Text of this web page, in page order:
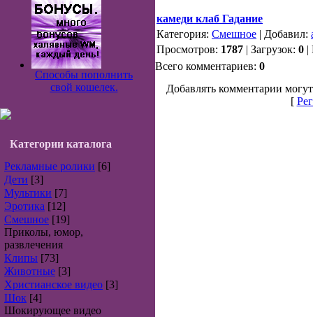
Способы пополнить
свой кошелек.
Категории каталога
Рекламные ролики [6]
Дети [3]
Мультики [7]
Эротика [12]
Смешное [19]
Приколы, юмор,
развлечения
Клипы [73]
Животные [3]
Христианское видео [3]
Шок [4]
Шокирующее видео
камеди клаб Гадание
Категория: Смешное | Добавил:
Просмотров: 1787 | Загрузок: 0 |
Всего комментариев: 0
Добавлять комментарии
[